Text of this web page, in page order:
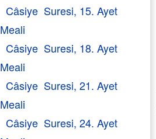
Câsiye Suresi, 15. Ayet
Meali
Câsiye Suresi, 18. Ayet
Meali
Câsiye Suresi, 21. Ayet
Meali
Câsiye Suresi, 24. Ayet